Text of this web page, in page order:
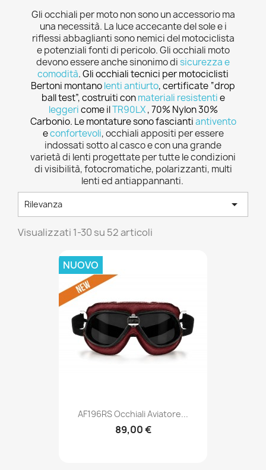
Gli occhiali per moto non sono un accessorio ma
una necessità. La luce accecante del sole e i
riflessi abbaglianti sono nemici del motociclista
e potenziali fonti di pericolo. Gli occhiali moto
devono essere anche sinonimo disicurezza e
comodità.Gli occhiali tecnici per motociclisti
Bertoni montanolenti antiurto,certificate “drop
ball test”, costruiti con materiali resistentie
leggericome ilTR90LX , 70% Nylon 30%
Carbonio. Le montature sono fasciantiantivento
econfortevoli, occhiali appositi per essere
indossati sotto al casco e con una grande
varietà di lenti progettate per tutte le condizioni
di visibilità, fotocromatiche, polarizzanti, multi
lenti ed antiappannanti.
Rilevanza 
Visualizzati 1-30 su 52 articoli
AF196RS Occhiali Aviatore...
89,00 €
NUOVO